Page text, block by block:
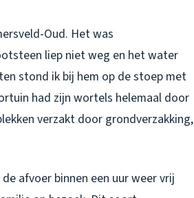
Oud. Het was
liep niet weg en het water
stond ik bij hem op de stoep met
had zijn wortels helemaal door
verzakt door grondverzakking,
afvoer binnen een uur weer vrij